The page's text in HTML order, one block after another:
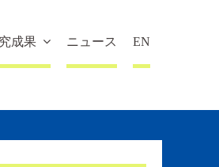
成果 ニュース EN